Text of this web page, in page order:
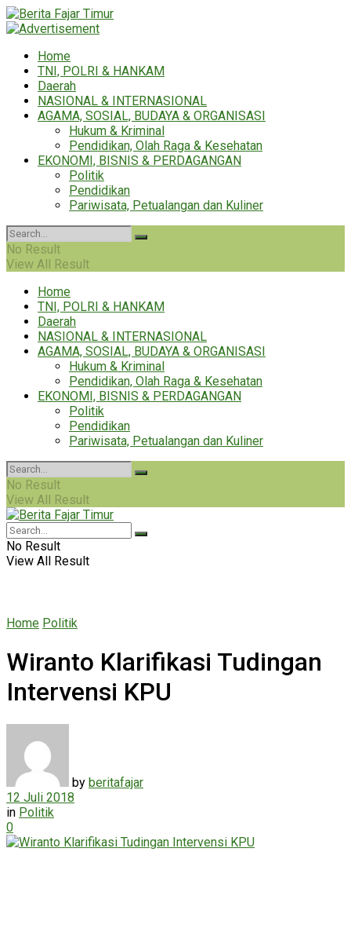
Home
TNI, POLRI & HANKAM
Daerah
NASIONAL & INTERNASIONAL
AGAMA, SOSIAL, BUDAYA & ORGANISASI
Hukum & Kriminal
Pendidikan, Olah Raga & Kesehatan
EKONOMI, BISNIS & PERDAGANGAN
Politik
Pendidikan
Pariwisata, Petualangan dan Kuliner
No Result
View All Result
Home
TNI, POLRI & HANKAM
Daerah
NASIONAL & INTERNASIONAL
AGAMA, SOSIAL, BUDAYA & ORGANISASI
Hukum & Kriminal
Pendidikan, Olah Raga & Kesehatan
EKONOMI, BISNIS & PERDAGANGAN
Politik
Pendidikan
Pariwisata, Petualangan dan Kuliner
No Result
View All Result
No Result
View All Result
Home Politik
Wiranto Klarifikasi Tudingan
Intervensi KPU
by beritafajar
12 Juli 2018
in Politik
0